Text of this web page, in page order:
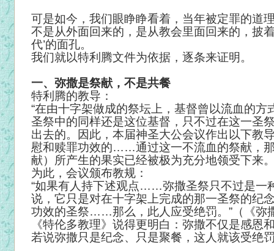
可是如今，我们眼睁睁看着，当年被定罪的道
不是从外面回来的，是从教会里面回来的，披
代’的面孔。
我们就以特利腾文件为依据，逐条来证明。
一、弥撒是祭献，不是共餐
特利腾的教导：
“在由十字架做成的祭坛上，基督曾以流血的
圣祭中的同样还是这位基督，只不过在这一圣
出去的。因此，本届神圣大公会议作出以下教
慰和赎罪功效的……通过这一不流血的祭献，
献）所产生的果实已经被极为充分地领受下来
为此，会议颁布教规：
“如果有人持下述观点……弥撒圣祭只不过是一
说，它只是对在十字架上完成的那一圣祭的纪
功效的圣祭……那么，此人应受绝罚。”（《弥
《特伦多教理》说得更明白：弥撒不仅是感恩
若说弥撒只是纪念、只是聚餐，这人就该受绝